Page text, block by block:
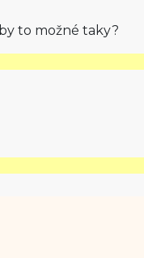
to možné taky?